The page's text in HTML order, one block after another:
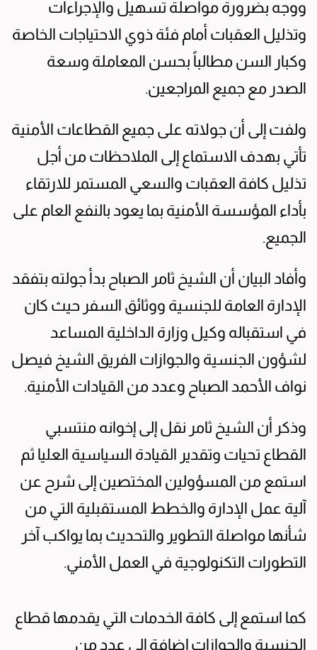
ووجه بضرورة مواصلة تسهيل والإجراءات
وتذليل العقبات أمام فئة ذوي الاحتياجات الخاصة
وكبار السن مطالباً بحسن المعاملة وسعة
الصدر مع جميع المراجعين.
ولفت إلى أن جولاته على جميع القطاعات الأمنية
تأتي بهدف الاستماع إلى الملاحظات من أجل
تذليل كافة العقبات والسعي المستمر للارتقاء
بأداء المؤسسة الأمنية بما يعود بالنفع العام على
الجميع.
وأفاد البيان أن الشيخ ثامر الصباح بدأ جولته بتفقد
الإدارة العامة للجنسية ووثائق السفر حيث كان
في استقباله وكيل وزارة الداخلية المساعد
لشؤون الجنسية والجوازات الفريق الشيخ فيصل
نواف الأحمد الصباح وعدد من القيادات الأمنية.
وذكر أن الشيخ ثامر نقل إلى إخوانه منتسبي
القطاع تحيات وتقدير القيادة السياسية العليا ثم
استمع من المسؤولين المختصين إلى شرح عن
آلية عمل الإدارة والخطط المستقبلية التي من
شأنها مواصلة التطوير والتحديث بما يواكب آخر
التطورات التكنولوجية في العمل الأمني.
كما استمع إلى كافة الخدمات التي يقدمها قطاع
الجنسية والجوازات إضافة إلى عدد من